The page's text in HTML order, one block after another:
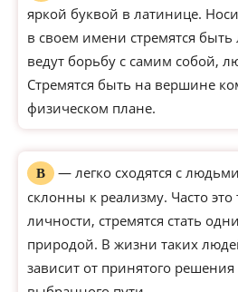
яркой буквой в латинице.
в своем имени стремятся
ведут борьбу с самим собой,
Стремятся быть на вершине
физическом плане.
В
— легко сходятся с
склонны к реализму. Часто это
личности, стремятся стать
природой. В жизни таких
зависит от принятого